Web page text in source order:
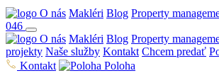
O nás Makléri Blog Property
046
O nás Makléri Blog Property
projekty Naše služby Kontakt Chcem predať
Kontakt
Poloha